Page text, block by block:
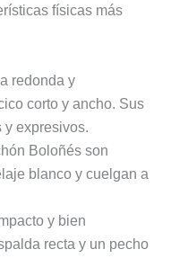
físicas más
redonda y
corto y ancho. Sus
y expresivos.
Boloñés son
blanco y cuelgan a
y bien
recta y un pecho